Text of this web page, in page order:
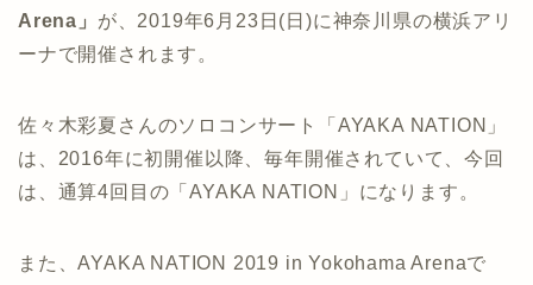
Arena」 が、2019年6月23日(日)に神奈川県の横浜アリ
ーナで開催されます。
佐々木彩夏さんのソロコンサート「AYAKA NATION」
は、2016年に初開催以降、毎年開催されていて、今回
は、通算4回目の「AYAKA NATION」になります。
また、AYAKA NATION 2019 in Yokohama Arenaで